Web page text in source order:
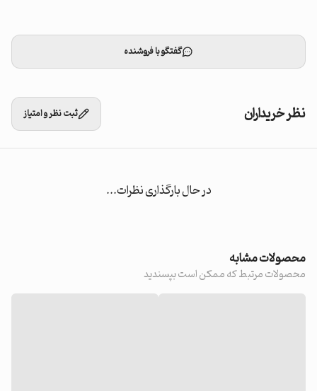
گفتگو با فروشنده
نظر خریداران ثبت نظر و امتیاز
در حال بارگذاری نظرات...
محصولات مشابه
محصولات مرتبط که ممکن است بپسندید